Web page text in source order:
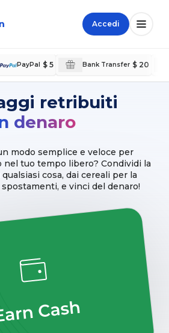
Accedi
PayPal $ 5 Bank Transfer $ 20
retribuiti
denaro
modo semplice e veloce per
nel tuo tempo libero? Condividi la
cosa, dai cereali per la
e vinci del denaro!